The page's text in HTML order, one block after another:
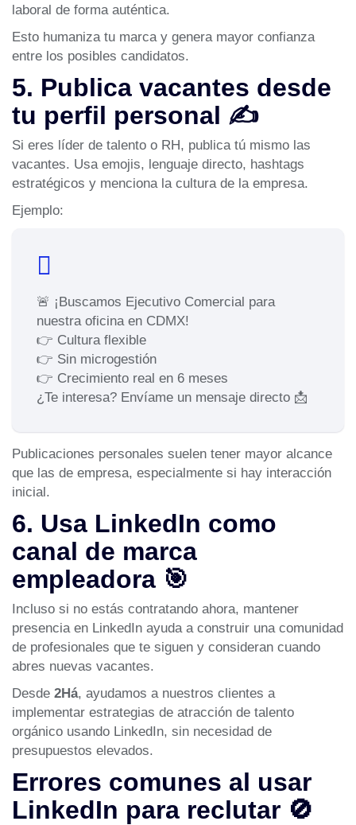
laboral de forma auténtica.
Esto humaniza tu marca y genera mayor confianza
entre los posibles candidatos.
5. Publica vacantes desde
tu perfil personal ✍️
Si eres líder de talento o RH, publica tú mismo las
vacantes. Usa emojis, lenguaje directo, hashtags
estratégicos y menciona la cultura de la empresa.
Ejemplo:
🚨 ¡Buscamos Ejecutivo Comercial para
nuestra oficina en CDMX!
👉 Cultura flexible
👉 Sin microgestión
👉 Crecimiento real en 6 meses
¿Te interesa? Envíame un mensaje directo 📩
Publicaciones personales suelen tener mayor alcance
que las de empresa, especialmente si hay interacción
inicial.
6. Usa LinkedIn como
canal de marca
empleadora 🎯
Incluso si no estás contratando ahora, mantener
presencia en LinkedIn ayuda a construir una comunidad
de profesionales que te siguen y consideran cuando
abres nuevas vacantes.
Desde 2Há, ayudamos a nuestros clientes a
implementar estrategias de atracción de talento
orgánico usando LinkedIn, sin necesidad de
presupuestos elevados.
Errores comunes al usar
LinkedIn para reclutar 🚫